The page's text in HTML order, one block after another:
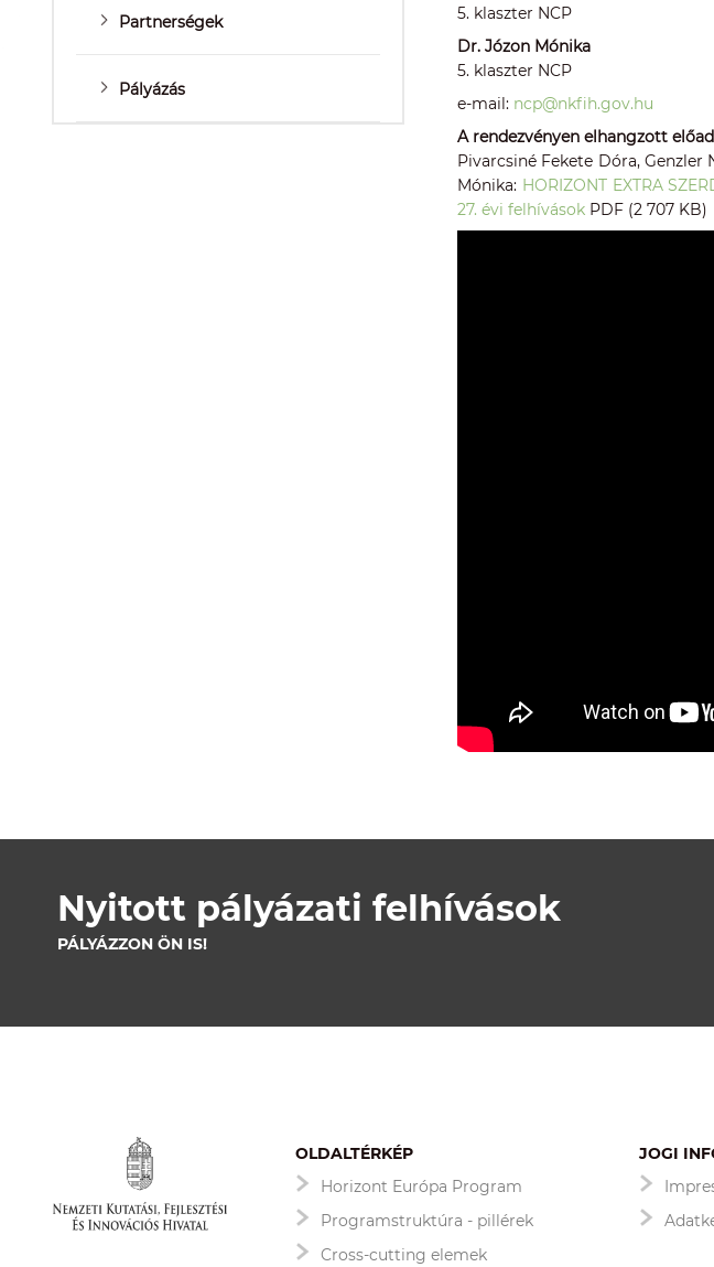
Partnerségek
Pályázás
5. klaszter NCP
Dr. Józon Mónika
5. klaszter NCP
e-mail: ncp@nkfih.gov.hu
A rendezvényen elhangzott
Pivarcsiné Fekete Dóra, Genzler
Mónika: HORIZONT EXTRA
27. évi felhívások PDF (2 707 KB)
Nyitott pályázati felhívások
PÁLYÁZZON ÖN IS!
OLDALTÉRKÉP
Horizont Európa Program
Programstruktúra - pillérek
Cross-cutting elemek
JOGI